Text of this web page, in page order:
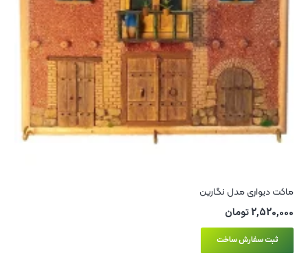
ماکت دیواری مدل نگارین
2,520,000تومان
ثبت سفارش ساخت